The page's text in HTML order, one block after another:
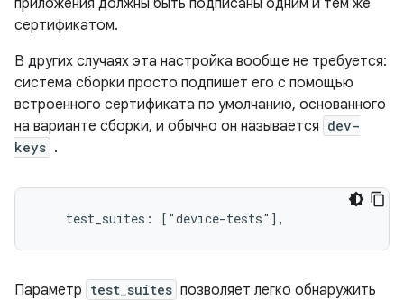
приложения должны быть подписаны одним и тем же
сертификатом.
В других случаях эта настройка вообще не требуется:
система сборки просто подпишет его с помощью
встроенного сертификата по умолчанию, основанного
на варианте сборки, и обычно он называется dev-
keys .
Параметр test_suites позволяет легко обнаружить